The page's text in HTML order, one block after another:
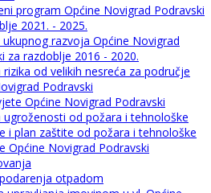
program Općine Novigrad Podravski
2021. - 2025.
razvoja Općine Novigrad
za razdoblje 2016 - 2020.
rizika od velikih nesreća za područje
Podravski
Općine Novigrad Podravski
ugroženosti od požara i tehnološke
i plan zaštite od požara i tehnološke
Općine Novigrad Podravski
otpadom